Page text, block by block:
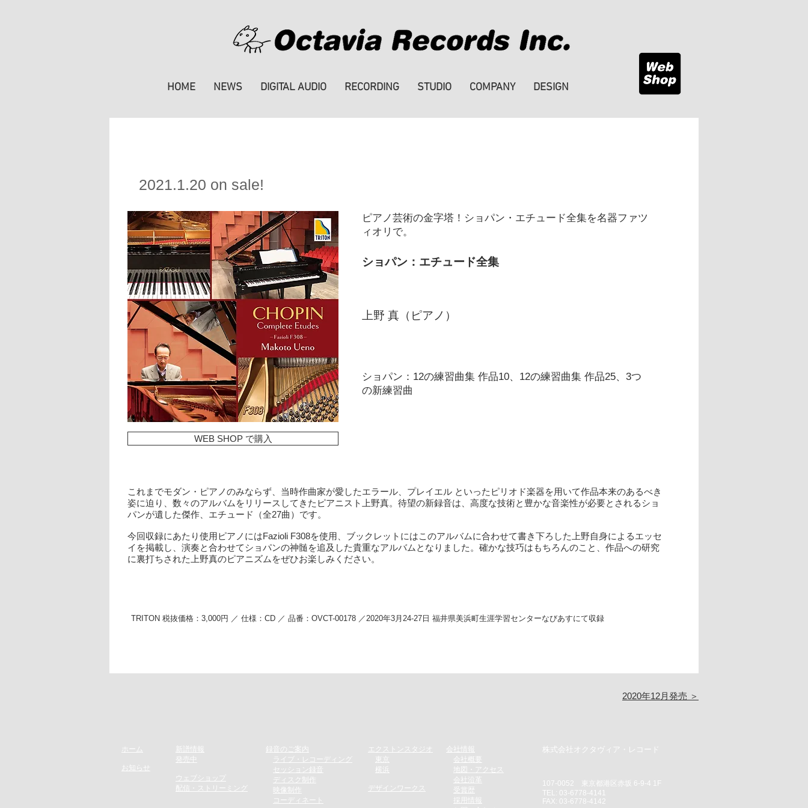
HOME NEWS DIGITAL AUDIO RECORDING STUDIO COMPANY DESIGN
2021.1.20 on sale!
TRITON 税抜価格：3,000円 ／ 仕様：CD ／ 品番：OVCT-00178 ／2020年3月24-27日 福井県美浜町生涯学習センターなびあすにて収録
WEB SHOP で購入
ピアノ芸術の金字塔！ショパン・エチュード全集を名器ファツ
ィオリで。
ショパン：エチュード全集
上野 真（ピアノ）
ショパン：12の練習曲集 作品10、12の練習曲集 作品25、3つ
の新練習曲
これまでモダン・ピアノのみならず、当時作曲家が愛したエラール、プレイエル といったピリオド楽器を用いて作品本来のあるべき
姿に迫り、数々のアルバムをリリースしてきたピアニスト上野真。待望の新録音は、高度な技術と豊かな音楽性が必要とされるショ
パンが遺した傑作、エチュード（全27曲）です。
今回収録にあたり使用ピアノにはFazioli F308を使用、ブックレットにはこのアルバムに合わせて書き下ろした上野自身によるエッセ
イを掲載し、演奏と合わせてショパンの神髄を追及した貴重なアルバムとなりました。確かな技巧はもちろんのこと、作品への研究
に裏打ちされた上野真のピアニズムをぜひお楽しみください。
2020年12月発売 ＞
ホーム
お知らせ
新譜情報
​発売 中
​ウェブショップ
配信・ストリーミング
録音のご案内​
ライブ・レコーディング
セッション録音
ディスク制作​
映像制作
コーディネート
エクストンスタジオ
東京
横浜
デザインワークス
会社情報
会社概要
地図・アクセス
会社沿革
受賞歴
採用情報
株式会社オクタヴィア・レコード
107‐0052 東京都港区赤坂 6‐9‐4 1F
TEL: 03‐6778‐4141
FAX: 03‐6778‐4142